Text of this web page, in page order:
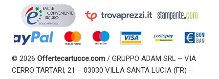
© 2026 Offertecartucce.com / GRUPPO ADAM SRL – VIA
CERRO TARTARI, 21 – 03030 VILLA SANTA LUCIA (FR) –